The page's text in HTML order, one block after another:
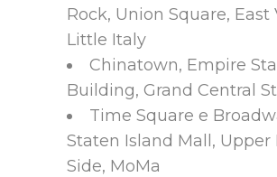
Rock, Union Square, East
Little Italy
Chinatown, Empire
Building, Grand Central
Time Square e
Staten Island Mall, Upper
Side, MoMa